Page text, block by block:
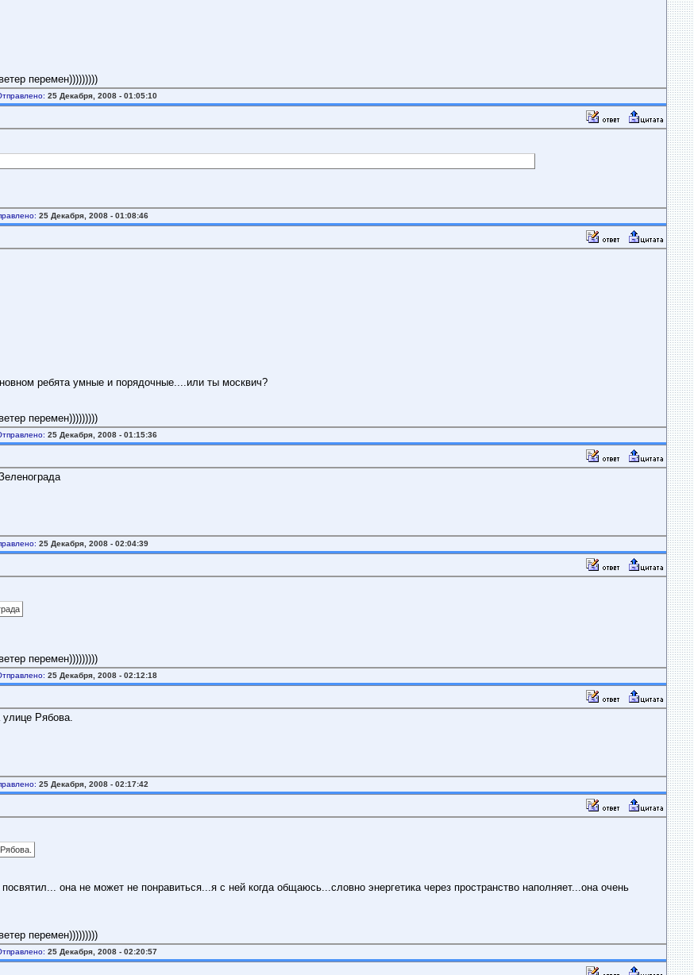
перемен)))))))))
25 Декабря, 2008 - 01:05:10
25 Декабря, 2008 - 01:08:46
ребята умные и порядочные....или ты москвич?
перемен)))))))))
25 Декабря, 2008 - 01:15:36
25 Декабря, 2008 - 02:04:39
перемен)))))))))
25 Декабря, 2008 - 02:12:18
Рябова.
25 Декабря, 2008 - 02:17:42
она не может не понравиться...я с ней когда общаюсь...словно энергетика через пространство наполняет...она очень
перемен)))))))))
25 Декабря, 2008 - 02:20:57